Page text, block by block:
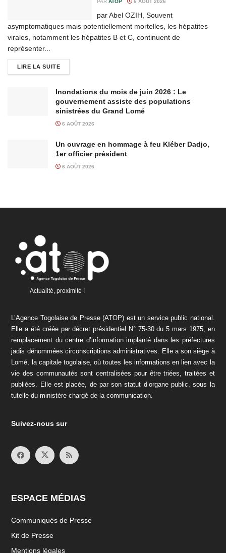
PAR ATOP 6 AOÛT 2026
par Abel OZIH, Souvent
asymptomatiques mais potentiellement mortelles, les hépatites
virales, notamment les hépatites B et C, continuent de
représenter...
LIRE LA SUITE
Inondations du mois de juin 2026 : Le
gouvernement assiste des populations
sinistrées du Grand Lomé
6 AOÛT 2026
Un ouvrage en hommage à feu Kléber Dadjo,
1er officier président
6 AOÛT 2026
Actualité, proximité !
L’Agence Togolaise de Presse (ATOP) est un service public national.
Elle a été créée par décret présidentiel N° 75-30 du 5 mars 1975, en
remplacement du centre d’information implanté dans les préfectures
jadis dénommées circonscriptions administratives. Elle a son siège à
Lomé, la capitale togolaise, où toutes les informations en lien avec la
vie des communautés sont centralisées pour être triées, traitées et
publiées. Elle est placée, de par son statut d’organe public, sous la
tutelle du ministère chargé de la communication.
Suivez-nous sur
ESPACE MÉDIAS
Communiqués de Presse
Kit de Presse
Mentions légales